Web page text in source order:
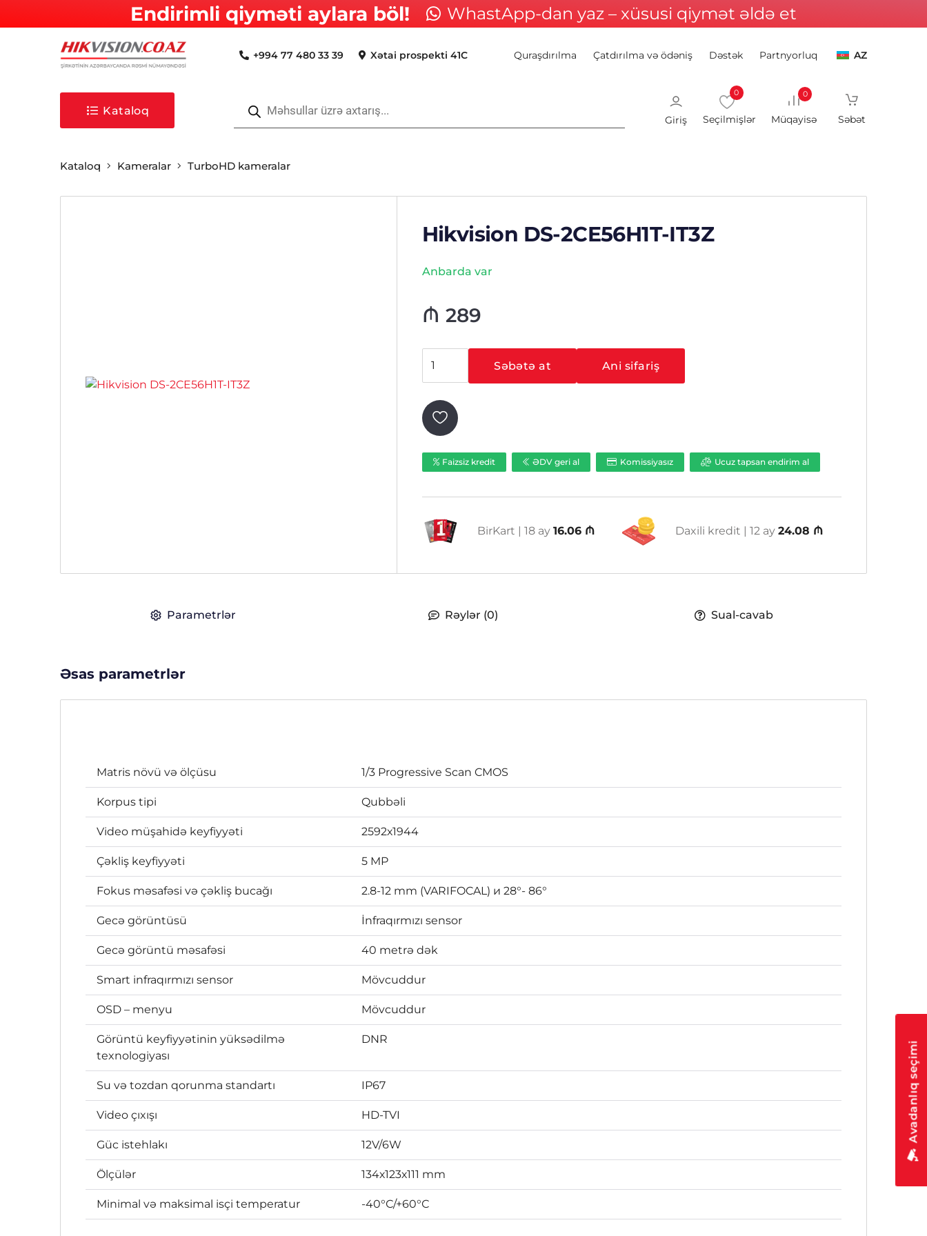
Endirimli qiyməti aylara böl! WhastApp-dan yaz – xüsusi qiymət əldə et
+994 77 480 33 39 Xətai prospekti 41C Quraşdırılma Çatdırılma və ödəniş Dəstək Partnyorluq AZ
Kataloq
search
Giriş
0 0
Kataloq Kameralar TurboHD kameralar
Hikvision DS-2CE56H1T-IT3Z
Anbarda var
₼ 289
DS-
IT3Z
ədəd
Səbətə at Ani sifariş
Faizsiz kredit ƏDV geri al Komissiyasız Ucuz tapsan endirim al
BirKart | 18 ay 16.06 ₼ Daxili kredit | 12 ay 24.08 ₼
Parametrlər Rəylər (0) Sual-cavab
Əsas parametrlər
Matris növü və ölçüsu 1/3 Progressive Scan CMOS
Korpus tipi Qubbəli
Video müşahidə keyfiyyəti 2592х1944
Çəkliş keyfiyyəti 5 MP
Fokus məsafəsi və çəkliş bucağı 2.8-12 mm (VARIFOCAL) и 28°- 86°
Gecə görüntüsü İnfraqırmızı sensor
Gecə görüntü məsafəsi 40 metrə dək
Smart infraqırmızı sensor Mövcuddur
OSD – menyu Mövcuddur
Görüntü keyfiyyətinin yüksədilmə
texnologiyası
DNR
Su və tozdan qorunma standartı IP67
Video çıxışı HD-TVI
Güc istehlakı 12V/6W
Ölçülər 134х123х111 mm
Minimal və maksimal isçi temperatur -40°С/+60°С
Avadanlıq seçimi